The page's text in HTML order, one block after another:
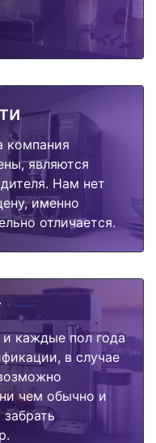
компания
являются
Нам нет
именно
отличается.
каждые пол года
в случае
чем обычно и